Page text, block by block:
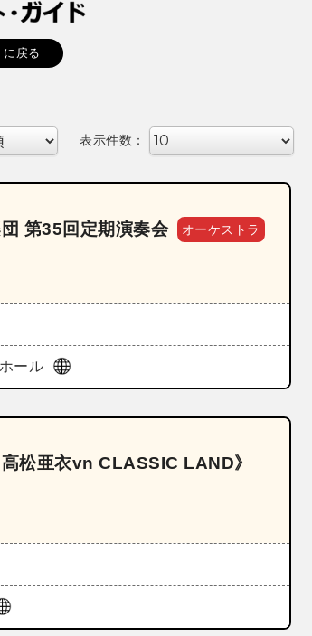
戻る
表示件数：
第35回定期演奏会 オーケストラ
ール
松亜衣vn CLASSIC LAND》